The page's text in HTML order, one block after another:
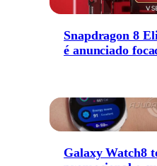
Snapdragon 8
é anunciado
Galaxy Watch8